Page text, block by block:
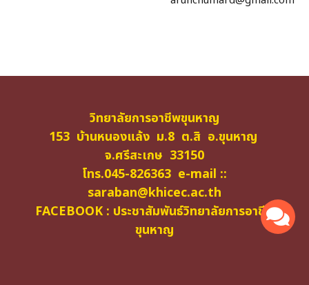
วิทยาลัยการอาชีพขุนหาญ
153 บ้านหนองแล้ง ม.8 ต.สิ อ.ขุนหาญ
จ.ศรีสะเกษ 33150
โทร.045-826363 e-mail ::
saraban@khicec.ac.th
FACEBOOK : ประชาสัมพันธ์วิทยาลัยการอาชีพ
ขุนหาญ